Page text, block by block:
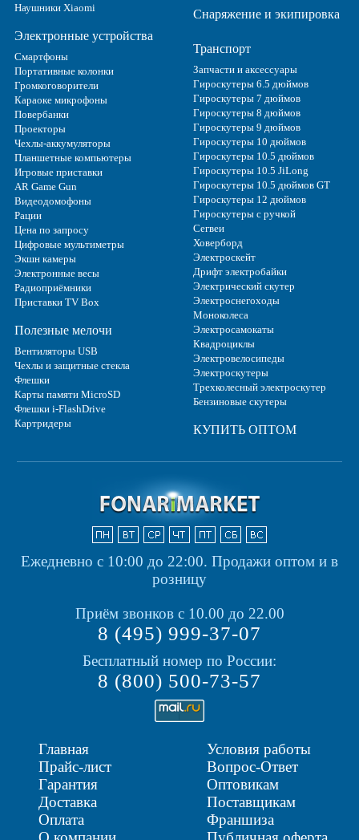
Наушники Xiaomi
Электронные устройства
Смартфоны
Портативные колонки
Громкоговорители
Караоке микрофоны
Повербанки
Проекторы
Чехлы-аккумуляторы
Планшетные компьютеры
Игровые приставки
AR Game Gun
Видеодомофоны
Рации
Цена по запросу
Цифровые мультиметры
Экшн камеры
Электронные весы
Радиоприёмники
Приставки TV Box
Полезные мелочи
Вентиляторы USB
Чехлы и защитные стекла
Флешки
Карты памяти MicroSD
Флешки i-FlashDrive
Картридеры
Снаряжение и экипировка
Транспорт
Запчасти и аксессуары
Гироскутеры 6.5 дюймов
Гироскутеры 7 дюймов
Гироскутеры 8 дюймов
Гироскутеры 9 дюймов
Гироскутеры 10 дюймов
Гироскутеры 10.5 дюймов
Гироскутеры 10.5 JiLong
Гироскутеры 10.5 дюймов GT
Гироскутеры 12 дюймов
Гироскутеры с ручкой
Сегвеи
Ховерборд
Электроскейт
Дрифт электробайки
Электрический скутер
Электроснегоходы
Моноколеса
Электросамокаты
Квадроциклы
Электровелосипеды
Электроскутеры
Трехколесный электроскутер
Бензиновые скутеры
КУПИТЬ ОПТОМ
Ежедневно с 10:00 до 22:00. Продажи оптом и в
розницу
Приём звонков с 10.00 до 22.00
8 (495) 999-37-07
Бесплатный номер по России:
8 (800) 500-73-57
Главная
Прайс-лист
Гарантия
Доставка
Оплата
Условия работы
Вопрос-Ответ
Оптовикам
Поставщикам
Франшиза